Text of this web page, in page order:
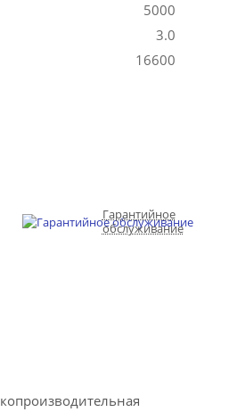
5000
3.0
16600
Гарантийное
обслуживание